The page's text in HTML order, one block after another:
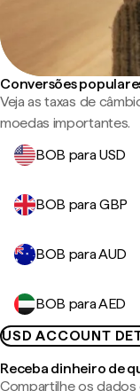
Conversões
Veja as taxas de
moedas importantes.
BOB para USD
BOB para GBP
BOB para AUD
BOB para AED
USD ACCOUNT
Receba dinheiro de
Compartilhe os dados